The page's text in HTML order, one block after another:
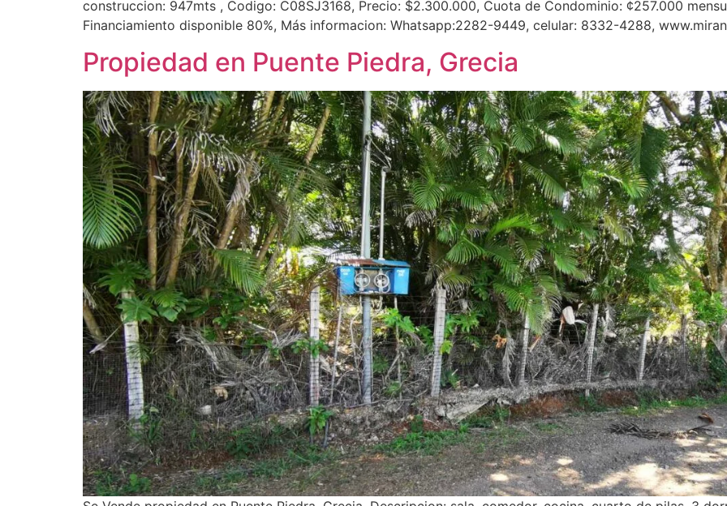
construccion: 947mts , Codigo: C08SJ3168, Precio: $2.300.000, Cuota de Condominio: ¢257.000
Financiamiento disponible 80%, Más informacion: Whatsapp:2282-9449, celular: 8332-4288,
Propiedad en Puente Piedra, Grecia